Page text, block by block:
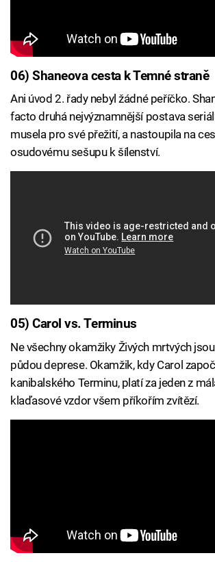
06) Shaneova cesta k Temné straně
Ani úvod 2. řady nebyl žádné peříčko.
facto druhá nejvýznamnější postava
musela pro své přežití, a nastoupila na
osudovému sešupu k šílenství.
05) Carol vs. Terminus
Ne všechny okamžiky Živých mrtvých
půdou deprese. Okamžik, kdy Carol
kanibalského Terminu, platí za jeden z
klaďasové vzdor všem příkořím zvítězí.